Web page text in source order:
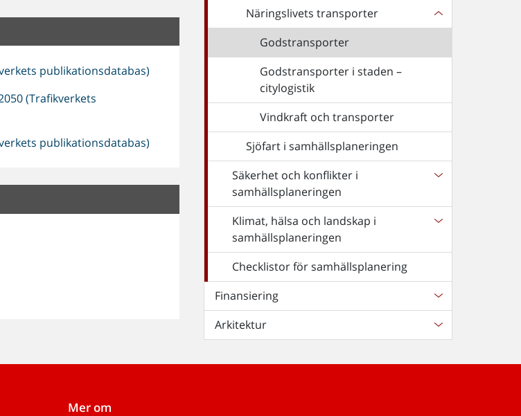
publikationsdatabas)
(Trafikverkets
publikationsdatabas)
Näringslivets transporter
Godstransporter
Godstransporter i staden –
citylogistik
Vindkraft och transporter
Sjöfart i samhällsplaneringen
Säkerhet och konflikter i
samhällsplaneringen
Klimat, hälsa och landskap i
samhällsplaneringen
Checklistor för samhällsplanering
Finansiering
Arkitektur
Mer om